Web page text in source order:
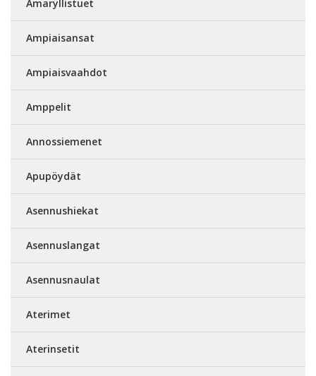
Amaryllistuet
Ampiaisansat
Ampiaisvaahdot
Amppelit
Annossiemenet
Apupöydät
Asennushiekat
Asennuslangat
Asennusnaulat
Aterimet
Aterinsetit